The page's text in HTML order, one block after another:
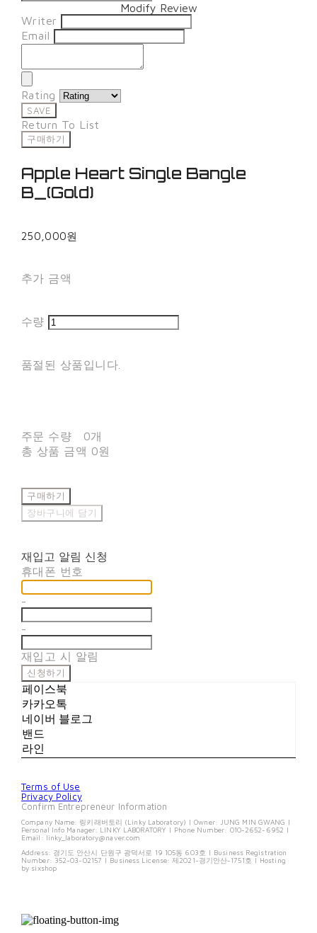
Modify Review
Writer
Email
Rating
SAVE
Return To List
구매하기
Apple Heart Single Bangle
B_(Gold)
250,000원
추가 금액
수량
품절된 상품입니다.
주문 수량
0개
총 상품 금액 0원
구매하기
장바구니에 담기
재입고 알림 신청
휴대폰 번호
-
-
재입고 시 알림
신청하기
페이스북
카카오톡
네이버 블로그
밴드
라인
Terms of Use
Privacy Policy
Confirm Entrepreneur Information
Company Name: 링키래버토리 (Linky Laboratory) | Owner: JUNG MIN GWANG |
Personal Info Manager: LINKY LABORATORY | Phone Number: 010-2652-6952 |
Email: linky_laboratory@naver.com
Address: 경기도 안산시 단원구 광덕서로 19 105동 603호 | Business Registration
Number: 352-03-02157 | Business License:제2021-경기안산-1751호 | Hosting
by sixshop